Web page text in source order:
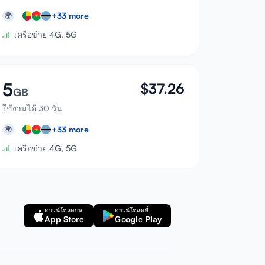
🌍 +33 more
เครือข่าย 4G, 5G
5GB
ใช้งานได้ 30 วัน
$37.26
🌍 +33 more
เครือข่าย 4G, 5G
ดาวน์โหลดบน
App Store
ดาวน์โหลดที่
Google Play